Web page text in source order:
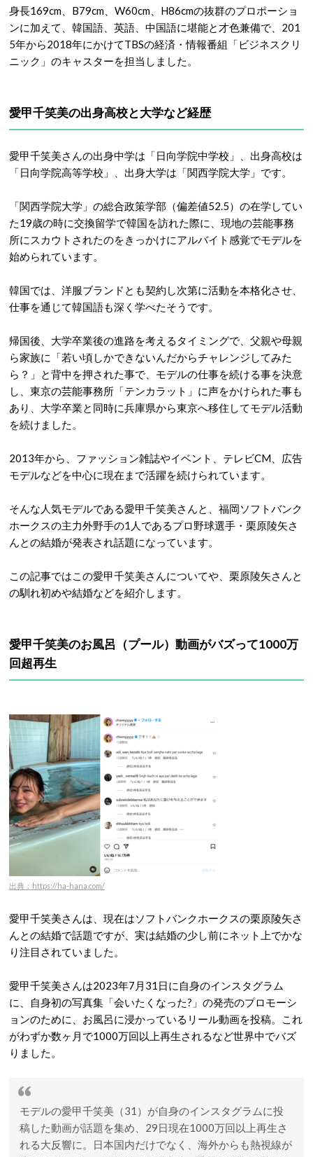
身長169cm、B79cm、W60cm、H86cmの抜群のプロポーショ
ンに加えて、韓国語、英語、中国語に堪能と才色兼備で、201
5年から2018年にかけてTBSの経済・情報番組「ビジネスクリ
ニック」のキャスターを担当しました。
愛甲千笑美の出身高校と大学など経歴
愛甲千笑美さんの出身中学は「日向学院中学校」、出身高校は
「日向学院高等学校」、出身大学は「関西学院大学」です。
「関西学院大学」の総合政策学部（偏差値52.5）の在学してい
た19歳の時に交換留学で韓国を訪れた際に、現地の芸能事務
所にスカウトされたのをきっかけにアルバイト感覚でモデルを
始められています。
韓国では、洋服ブランドとも契約し次第に活動を本格化させ、
仕事を通じて韓国語も深く学べたそうです。
帰国後、大学卒業後の進路を考えるタイミングで、父親や母親
ら家族に「若い頃しかできないんだからチャレンジしてみた
ら？」と背中を押された事で、モデルの仕事を続ける事を決意
し、東京の芸能事務所「テンカラット」に声をかけられた事も
あり、大学卒業と同時に兵庫県から東京へ移住してモデル活動
を続けました。
2013年から、ファッション雑誌やイベント、テレビCM、広告
モデルなどを中心に現在まで活躍を続けられています。
そんな人気モデルである愛甲千笑美さんと、福岡ソフトバンク
ホークスの主力外野手の1人であるプロ野球選手・栗原陵矢さ
んとの結婚が発表され話題になっています。
この記事ではこの愛甲千笑美さんについてや、栗原陵矢さんと
の馴れ初めや結婚などを紹介します。
愛甲千笑美のお風呂（プール）動画がバズって1000万
回超再生
出典：https://ha-hana.com/
愛甲千笑美さんは、現在はソフトバンクホークスの栗原陵矢さ
んとの結婚で話題ですが、実は結婚の少し前にネット上でかな
り注目されていました。
愛甲千笑美さんは2023年7月31日に自身のインスタグラム
に、自身初の写真集「会いたくなった?」の発売のプロモーシ
ョンのために、お風呂に浸かっているリール動画を投稿。これ
がわずか数ヶ月で1000万回以上再生されるなど世界中でバズ
りました。
モデルの愛甲千笑美（31）が自身のインスタグラムに投
稿した動画が話題を集め、29日現在1000万回以上再生さ
れる大反響に。日本国内だけでなく、海外からも熱視線が